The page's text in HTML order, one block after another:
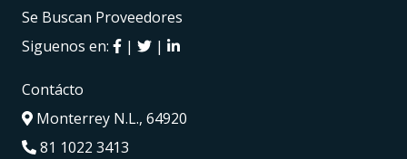
Se Buscan Proveedores
Siguenos en:
| |
Contácto
Monterrey N.L., 64920
81 1022 3413